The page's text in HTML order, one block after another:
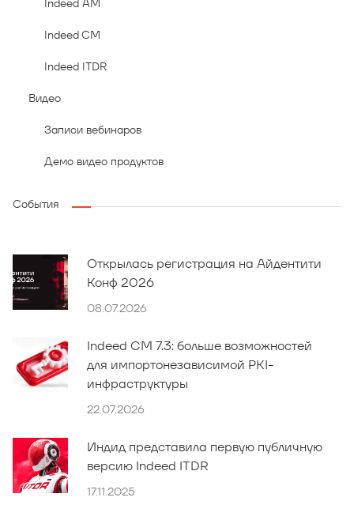
Indeed AM
Indeed CM
Indeed ITDR
Видео
Записи вебинаров
Демо видео продуктов
События
Открылась регистрация на Айдентити
Конф 2026
08.07.2026
Indeed CM 7.3: больше возможностей
для импортонезависимой PKI-
инфраструктуры
22.07.2026
Индид представила первую публичную
версию Indeed ITDR
17.11.2025